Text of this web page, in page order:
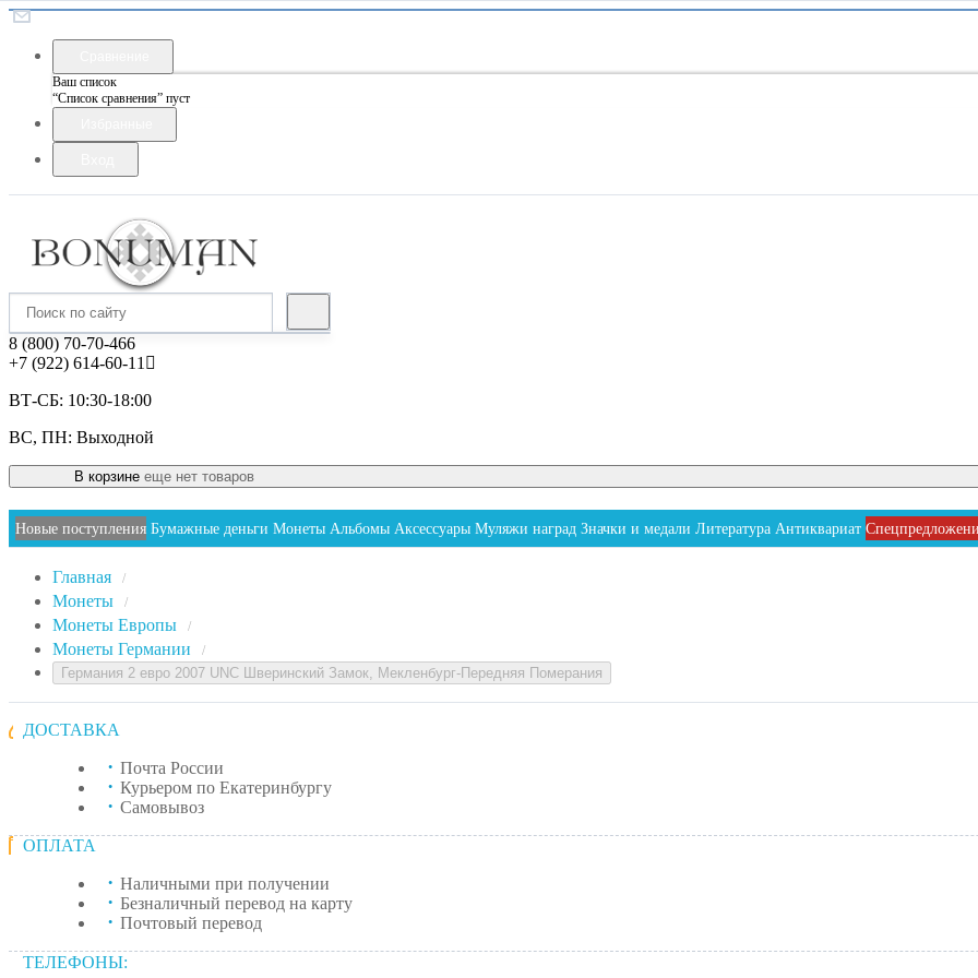
Ваш список
“Список сравнения” пуст
8 (800) 70-70-466
+7 (922) 614-60-11
ВТ-СБ: 10:30-18:00
ВС, ПН: Выходной
В корзине еще нет товаров
Новые поступления Бумажные деньги Монеты Альбомы Аксессуары Муляжи наград Значки и медали Литература Антиквариат
Главная /
Монеты /
Монеты Европы /
Монеты Германии /
Германия 2 евро 2007 UNC Шверинский Замок, Мекленбург-Передняя Померания
ДОСТАВКА
Почта России
Курьером по Екатеринбургу
Самовывоз
ОПЛАТА
Наличными при получении
Безналичный перевод на карту
Почтовый перевод
ТЕЛЕФОНЫ: